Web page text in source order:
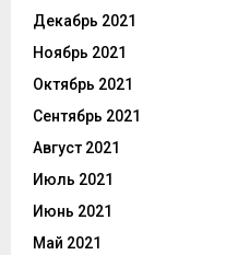
Декабрь 2021
Ноябрь 2021
Октябрь 2021
Сентябрь 2021
Август 2021
Июль 2021
Июнь 2021
Май 2021